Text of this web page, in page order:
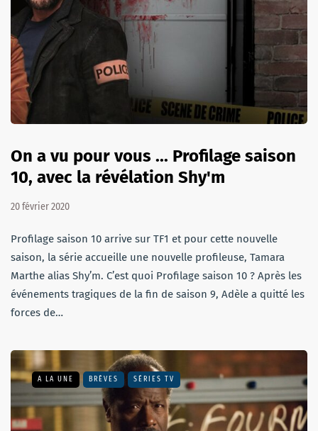
On a vu pour vous ... Profilage saison
10, avec la révélation Shy'm
20 février 2020
Profilage saison 10 arrive sur TF1 et pour cette nouvelle
saison, la série accueille une nouvelle profileuse, Tamara
Marthe alias Shy’m. C’est quoi Profilage saison 10 ? Après les
événements tragiques de la fin de saison 9, Adèle a quitté les
forces de…
A LA UNE BRÈVES SÉRIES TV